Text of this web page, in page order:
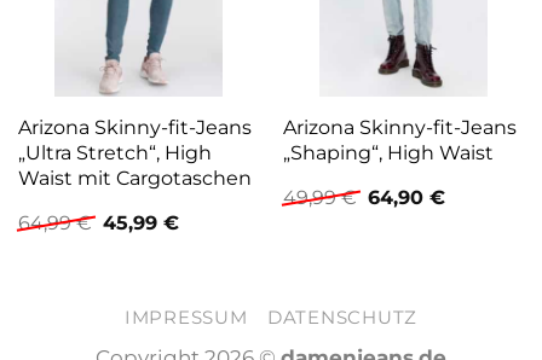
Arizona Skinny-fit-Jeans
„Ultra Stretch“, High
Waist mit Cargotaschen
64,99€ Ursprünglicher
Preis
45,99 €Aktueller
Arizona Skinny-fit-Jeans
„Shaping“, High Waist
49,99€ Ursprünglicher
Preis
64,90 €Aktueller
IMPRESSUM DATENSCHUTZ